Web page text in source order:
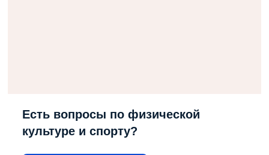
Есть вопросы по физической
культуре и спорту?